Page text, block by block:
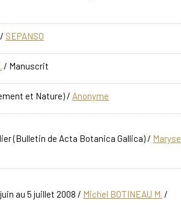
/ SEPANSO
/ Manuscrit
et Nature)/ Anonyme
(Bulletin de Acta Botanica Gallica)/ Maryse
au 5 juillet 2008 / Michel BOTINEAU M. /